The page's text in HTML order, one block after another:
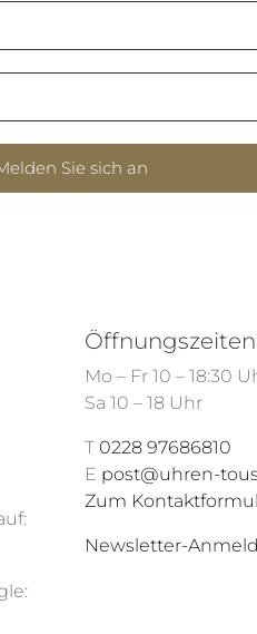
Öffnungszeiten
Mo – Fr 10 – 18:30
Sa 10 – 18 Uhr
T 0228 97686810
E post@uhren-
Zum
Newsletter-